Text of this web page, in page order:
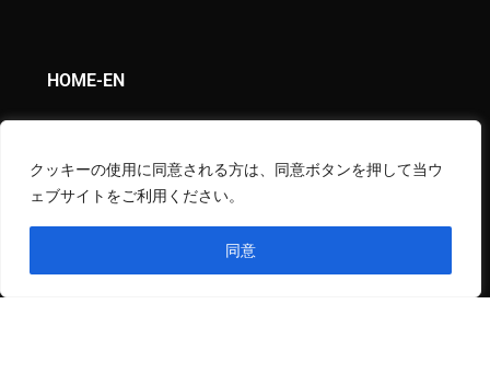
クッキーの使用に同意される方は、同意ボタンを押して当ウ
ェブサイトをご利用ください。
同意
HOME-EN
COLUMN
PHOTO
VIDEO